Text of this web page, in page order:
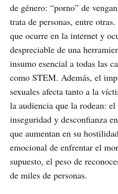
de género: “porno” de
trata de personas, entre
que ocurre en la internet y
despreciable de una
insumo esencial a todas las
como STEM. Además, el
sexuales afecta tanto a la
la audiencia que la rodean:
inseguridad y desconfianza
que aumentan en su
emocional de enfrentar el
supuesto, el peso de
de miles de personas.